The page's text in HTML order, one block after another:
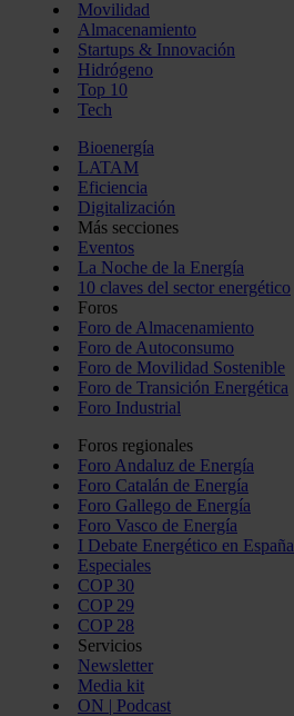
Movilidad
Almacenamiento
Startups & Innovación
Hidrógeno
Top 10
Tech
Bioenergía
LATAM
Eficiencia
Digitalización
Más secciones
Eventos
La Noche de la Energía
10 claves del sector energético
Foros
Foro de Almacenamiento
Foro de Autoconsumo
Foro de Movilidad Sostenible
Foro de Transición Energética
Foro Industrial
Foros regionales
Foro Andaluz de Energía
Foro Catalán de Energía
Foro Gallego de Energía
Foro Vasco de Energía
I Debate Energético en España
Especiales
COP 30
COP 29
COP 28
Servicios
Newsletter
Media kit
ON | Podcast